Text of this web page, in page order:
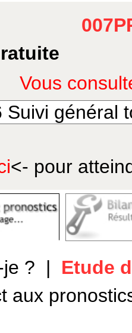
<- pour
?
Etude
aux